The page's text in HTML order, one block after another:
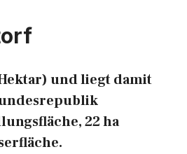
und liegt damit
22 ha